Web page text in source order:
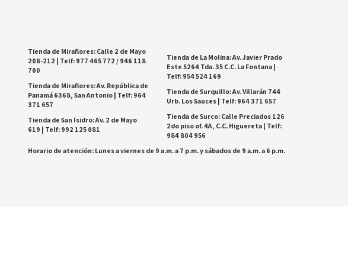
Tienda de Miraflores: Calle 2 de Mayo
208-212 | Telf: 977 465 772 / 946 118
700
Tienda de Miraflores: Av. República de
Panamá 6368, San Antonio | Telf: 964
371 657
Tienda de San Isidro: Av. 2 de Mayo
619 | Telf: 992 125 081
Tienda de La Molina: Av. Javier Prado
Este 5264 Tda. 35 C.C. La Fontana |
Telf: 954 524 169
Tienda de Surquillo: Av. Villarán 744
Urb. Los Sauces | Telf: 964 371 657
Tienda de Surco: Calle Preciados 126
2do piso of. 4A, C.C. Higuereta | Telf:
984 804 956
Horario de atención: Lunes a viernes de 9 a.m. a 7 p.m. y sábados de 9 a.m. a 6 p.m.